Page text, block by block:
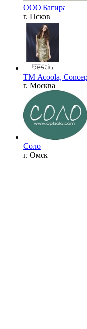
ООО Багира
г. Псков
ТМ Acoola,
г. Москва
Соло
г. Омск